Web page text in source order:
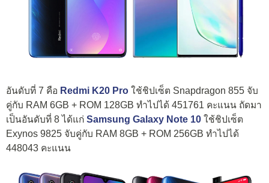
อันดับที่ 7 คือ Redmi K20 Pro ใช้ชิปเซ็ต Snapdragon 855 จับ
คู่กับ RAM 6GB + ROM 128GB ทำไปได้ 451761 คะแนน ถัดมา
เป็นอันดับที่ 8 ได้แก่ Samsung Galaxy Note 10 ใช้ชิปเซ็ต
Exynos 9825 จับคู่กับ RAM 8GB + ROM 256GB ทำไปได้
448043 คะแนน